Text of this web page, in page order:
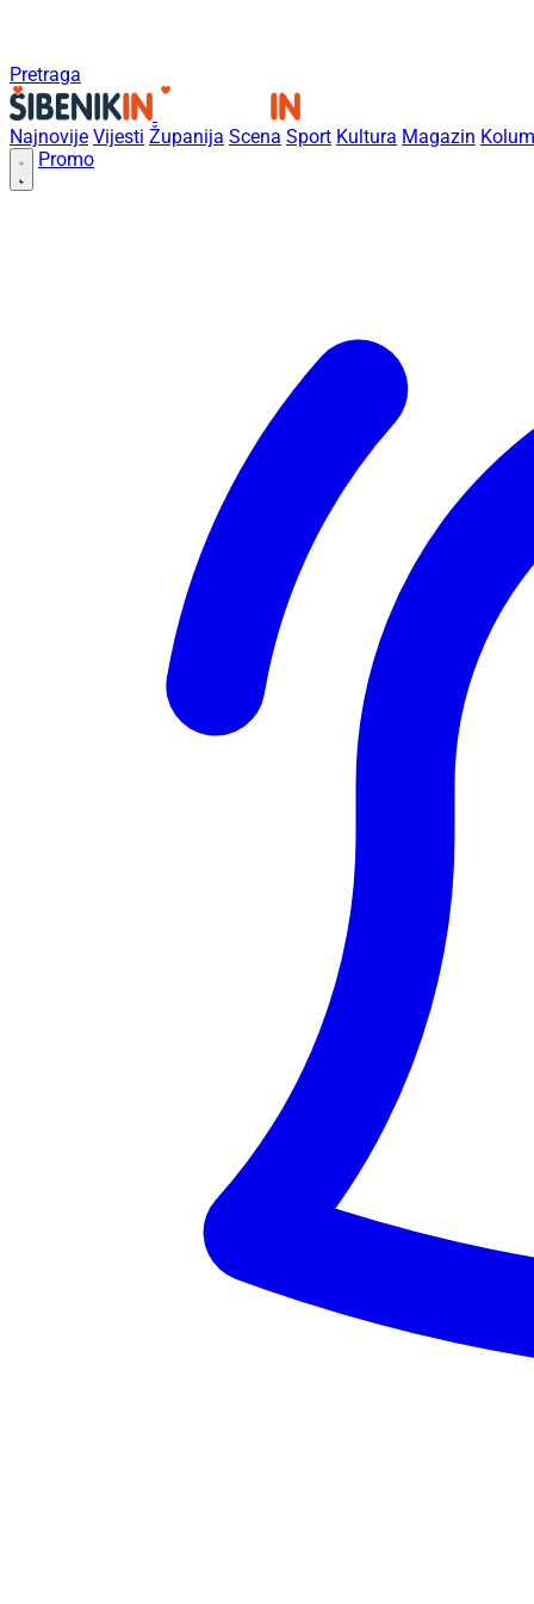
Pretraga
Najnovije Vijesti Županija Scena Sport Kultura Magazin
Promo